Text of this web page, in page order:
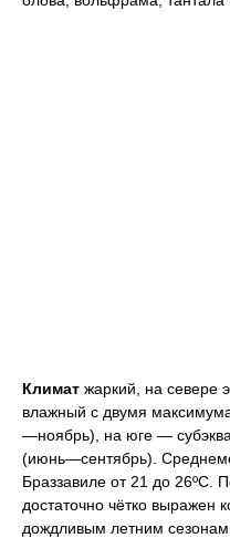
Климат жаркий, на севере
влажный с двумя
—ноябрь), на юге —
(июнь—сентябрь).
Браззавиле от 21 до 26ºC.
достаточно чётко выражен
дождливым летним